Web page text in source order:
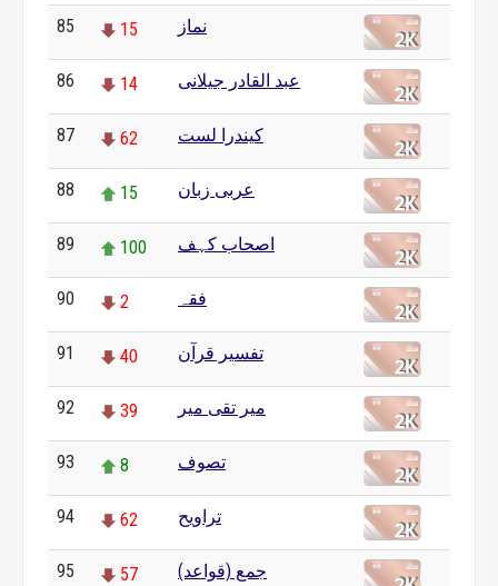
85 15 نماز
86 14 عبد القادر جیلانی
87 62 کیندرا لست
88 15 عربی زبان
89 100 اصحاب کہف
90 2 فقہ
91 40 تفسیر قرآن
92 39 مير تقی میر
93 8 تصوف
94 62 تراویح
95 57 جمع (قواعد)